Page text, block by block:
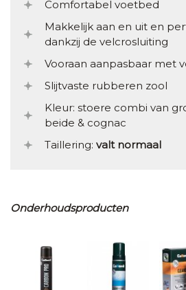
Comfortabel voetbed
Makkelijk aan en uit en
dankzij de velcrosluiting
Vooraan aanpasbaar met
Slijtvaste rubberen zool
Kleur: stoere combi van
beide & cognac
Taillering: valt normaal
Onderhoudsproducten